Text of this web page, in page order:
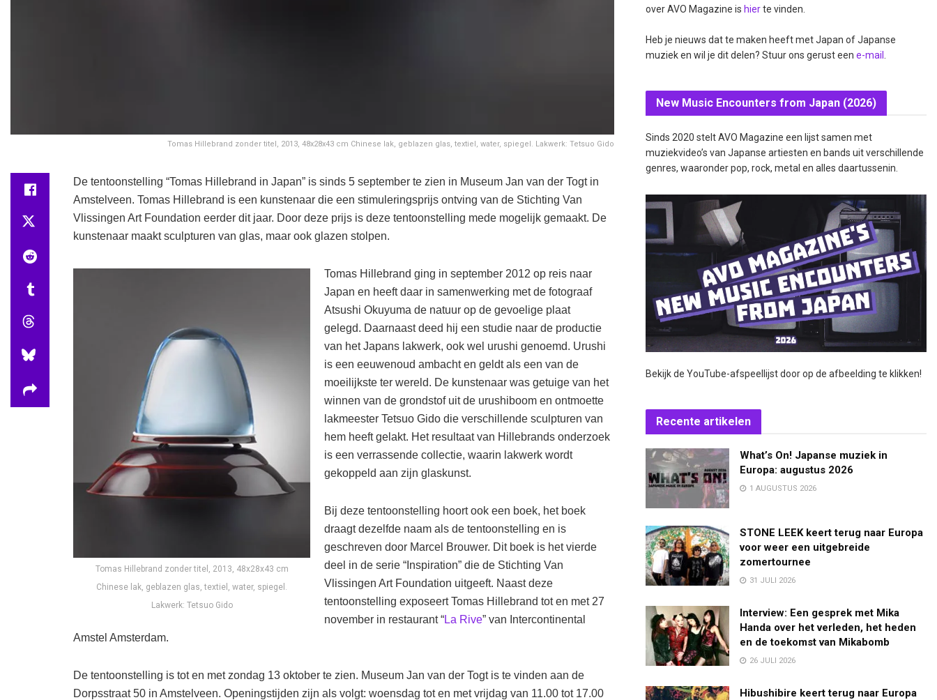
Tomas Hillebrand zonder titel, 2013, 48x28x43 cm Chinese lak, geblazen glas, textiel, water, spiegel. Lakwerk: Tetsuo Gido
De tentoonstelling “Tomas Hillebrand in Japan” is sinds 5 september te zien in Museum Jan van der Togt in
Amstelveen. Tomas Hillebrand is een kunstenaar die een stimuleringsprijs ontving van de Stichting Van
Vlissingen Art Foundation eerder dit jaar. Door deze prijs is deze tentoonstelling mede mogelijk gemaakt. De
kunstenaar maakt sculpturen van glas, maar ook glazen stolpen.
Tomas Hillebrand zonder titel, 2013, 48x28x43 cm
Chinese lak, geblazen glas, textiel, water, spiegel.
Lakwerk: Tetsuo Gido
Tomas Hillebrand ging in september 2012 op reis naar
Japan en heeft daar in samenwerking met de fotograaf
Atsushi Okuyuma de natuur op de gevoelige plaat
gelegd. Daarnaast deed hij een studie naar de productie
van het Japans lakwerk, ook wel urushi genoemd. Urushi
is een eeuwenoud ambacht en geldt als een van de
moeilijkste ter wereld. De kunstenaar was getuige van het
winnen van de grondstof uit de urushiboom en ontmoette
lakmeester Tetsuo Gido die verschillende sculpturen van
hem heeft gelakt. Het resultaat van Hillebrands onderzoek
is een verrassende collectie, waarin lakwerk wordt
gekoppeld aan zijn glaskunst.
Bij deze tentoonstelling hoort ook een boek, het boek
draagt dezelfde naam als de tentoonstelling en is
geschreven door Marcel Brouwer. Dit boek is het vierde
deel in de serie “Inspiration” die de Stichting Van
Vlissingen Art Foundation uitgeeft. Naast deze
tentoonstelling exposeert Tomas Hillebrand tot en met 27
november in restaurant “La Rive” van Intercontinental
Amstel Amsterdam.
De tentoonstelling is tot en met zondag 13 oktober te zien. Museum Jan van der Togt is te vinden aan de
Dorpsstraat 50 in Amstelveen. Openingstijden zijn als volgt: woensdag tot en met vrijdag van 11.00 tot 17.00
over AVO Magazine is hierte vinden.
Heb je nieuws dat te maken heeft met Japan of Japanse
muziek en wil je dit delen? Stuur ons gerust een e-mail
New Music Encounters from Japan (2026)
Sinds 2020 stelt AVO Magazine een lijst samen met
muziekvideo’s van Japanse artiesten en bands uit verschillende
genres, waaronder pop, rock, metal en alles daartussenin.
Bekijk de YouTube-afspeellijst door op de afbeelding te klikken!
Recente artikelen
What’s On! Japanse muziek in
Europa: augustus 2026
1 AUGUSTUS 2026
STONE LEEK keert terug naar Europa
voor weer een uitgebreide
zomertournee
31 JULI 2026
Interview: Een gesprek met Mika
Handa over het verleden, het heden
en de toekomst van Mikabomb
26 JULI 2026
Hibushibire keert terug naar Europa